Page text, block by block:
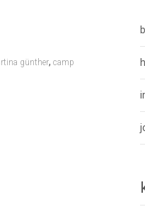
günther,camp